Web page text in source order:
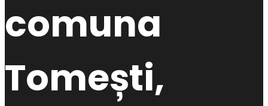
comuna
Tomești,